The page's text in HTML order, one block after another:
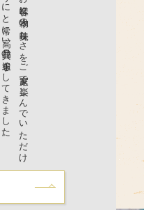
山賀は
創業以来、
お
客様に
本物の
美味し
さ
を
ご
家庭で
楽し
ん
で
い
た
だ
け
る
よ
う
に
と
常に
高い
品質の
追求を
し
て
き
ま
し
た
。